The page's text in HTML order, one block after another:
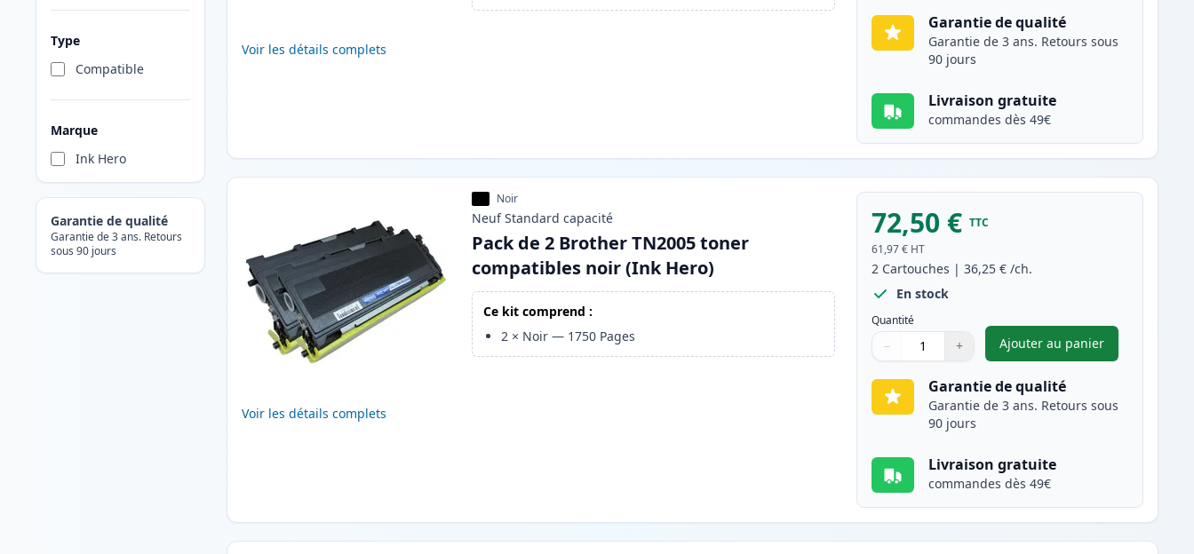
Type
Compatible
Marque
Ink Hero
Garantie de qualité
Garantie de 3 ans. Retours
sous 90 jours
Voir les détails complets
Garantie de qualité
Garantie de 3 ans. Retours sous
90 jours
Livraison gratuite
commandes dès 49€
Voir les détails complets
Noir
Neuf Standard capacité
Pack de 2 Brother TN2005 toner
compatibles noir (Ink Hero)
Ce kit comprend :
2 × Noir — 1750 Pages
72,50 € TTC
61,97 € HT
2 Cartouches |36,25 € /ch.
En stock
Quantité
Quantité
Utilisez les boutons pour ajuster
− +
Quantité
Ajouter au panier
,Pack de 2 Brother
Garantie de qualité
Garantie de 3 ans. Retours sous
90 jours
Livraison gratuite
commandes dès 49€